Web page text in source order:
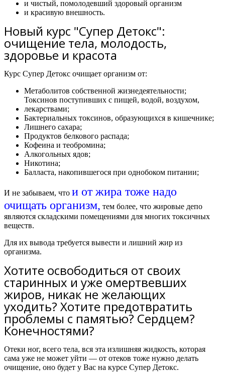
и чистый, помолодевший здоровый организм
и красивую внешность.
Новый курс "Супер Детокс":
очищение тела, молодость,
здоровье и красота
Курс Супер Детокс очищает организм от:
Метаболитов собственной жизнедеятельности;
Токсинов поступивших с пищей, водой, воздухом,
лекарствами;
Бактериальных токсинов, образующихся в кишечнике;
Лишнего сахара;
Продуктов белкового распада;
Кофеина и теобромина;
Алкогольных ядов;
Никотина;
Балласта, накопившегося при однобоком питании;
И не забываем, что и от жира тоже надо
очищать организм, тем более, что жировые депо
являются складскими помещениями для многих токсичных
веществ.
Для их вывода требуется вывести и лишний жир из
организма.
Хотите освободиться от своих
старинных и уже омертвевших
жиров, никак не желающих
уходить? Хотите предотвратить
проблемы с памятью? Сердцем?
Конечностями?
Отеки ног, всего тела, вся эта излишняя жидкость, которая
сама уже не может уйти — от отеков тоже нужно делать
очищение, оно будет у Вас на курсе Супер Детокс.